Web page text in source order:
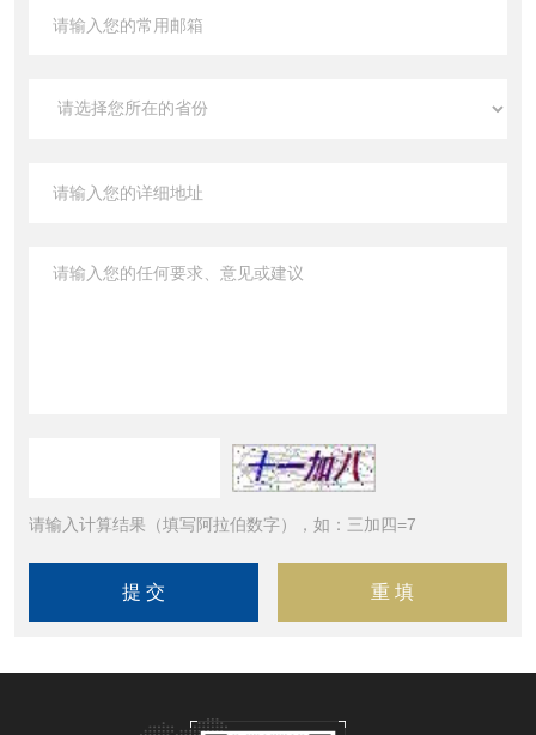
请输入计算结果（填写阿拉伯数字），如：三加四=7